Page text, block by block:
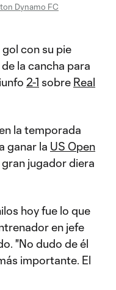
Dynamo FC
con su pie
la cancha para
2-1 sobre Real
la temporada
ganar la US Open
jugador diera
hoy fue lo que
en jefe
"No dudo de él
importante. El